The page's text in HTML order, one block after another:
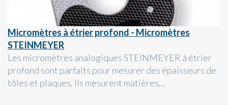
Micromètres à étrier profond - Micromètres
STEINMEYER
Les micromètres analogiques STEINMEYER à étrier
profond sont parfaits pour mesurer des épaisseurs de
tôles et plaques. Ils mesurent matières...